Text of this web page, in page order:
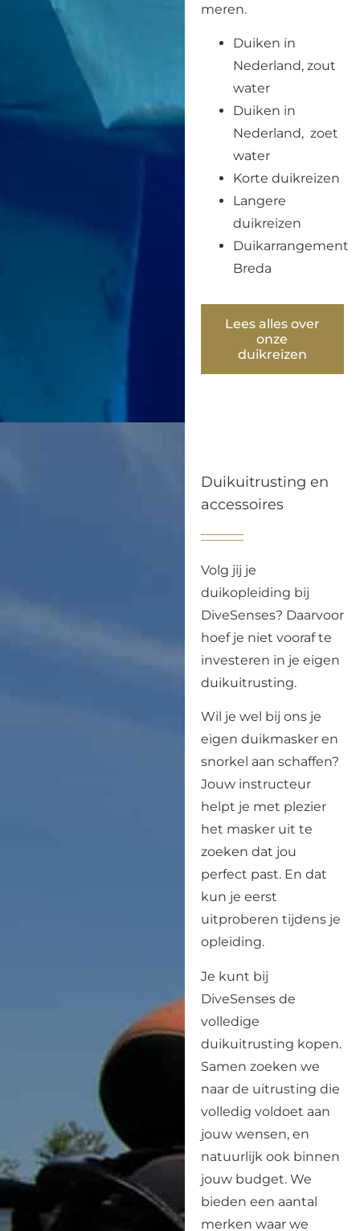
meren.
Duiken in
Nederland, zout
water
Duiken in
Nederland, zoet
water
Korte duikreizen
Langere
duikreizen
Duikarrangement
Breda
Lees alles over
onze
duikreizen
Duikuitrusting en
accessoires
Volg jij je
duikopleiding bij
DiveSenses? Daarvoor
hoef je niet vooraf te
investeren in je eigen
duikuitrusting.
Wil je wel bij ons je
eigen duikmasker en
snorkel aan schaffen?
Jouw instructeur
helpt je met plezier
het masker uit te
zoeken dat jou
perfect past. En dat
kun je eerst
uitproberen tijdens je
opleiding.
Je kunt bij
DiveSenses de
volledige
duikuitrusting kopen.
Samen zoeken we
naar de uitrusting die
volledig voldoet aan
jouw wensen, en
natuurlijk ook binnen
jouw budget. We
bieden een aantal
merken waar we